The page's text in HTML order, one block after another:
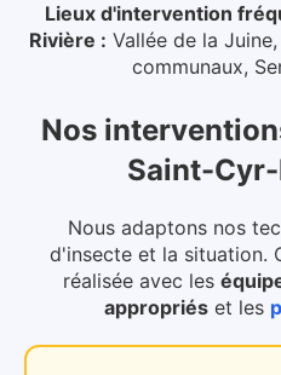
Lieux d'intervention
Rivière : Vallée de la
communaux,
Nos
Saint-
Nous adaptons nos
d'insecte et la situation.
réalisée avec les
appropriés et les